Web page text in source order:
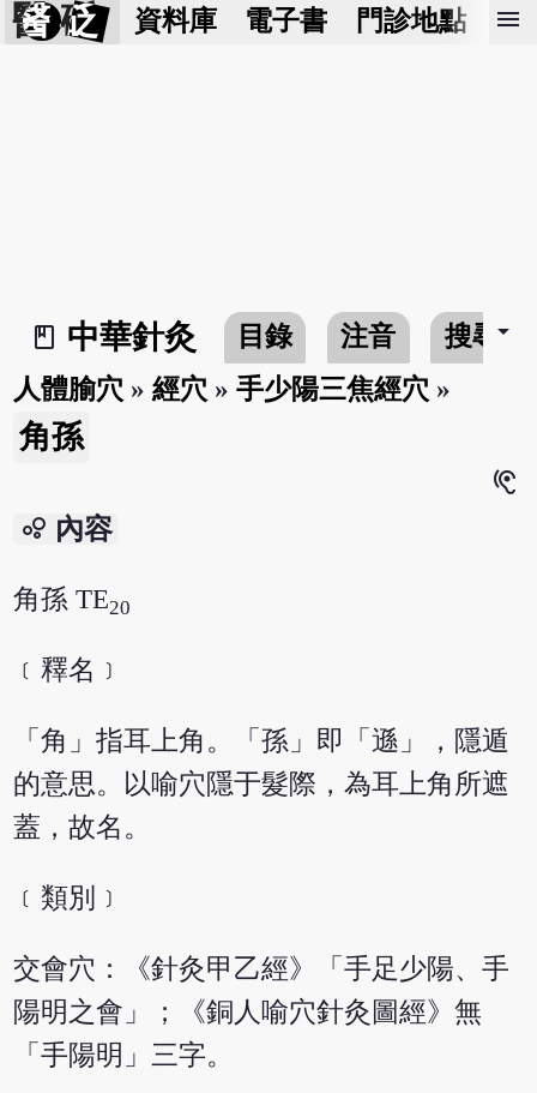
醫 砭 資料庫 電子書 門診地點 預
menu
book_2
中華針灸 目錄 注音 搜尋arrow_drop_down
人體腧穴 »經穴 »手少陽三焦經穴 »
角孫
hearing
bubble_chart 內容
角孫 TE20
﹝釋名﹞
「角」指耳上角。「孫」即「遜」，隱遁
的意思。以喻穴隱于髮際，為耳上角所遮
蓋，故名。
﹝類別﹞
交會穴：《針灸甲乙經》「手足少陽、手
陽明之會」；《銅人喻穴針灸圖經》無
「手陽明」三字。